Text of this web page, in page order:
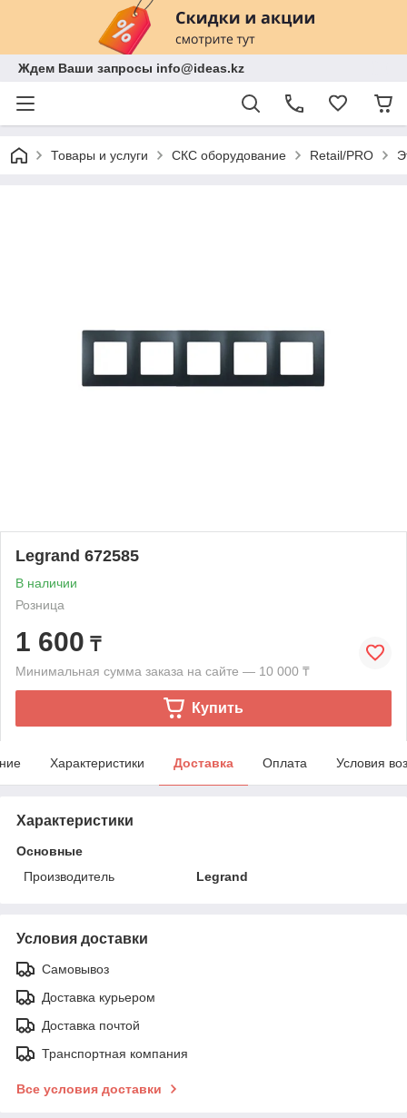
Ждем Ваши запросы info@ideas.kz
Товары и услуги СКС оборудование Retail/PRO
Legrand 672585
В наличии
Розница
1 600 ₸
Минимальная сумма заказа на сайте — 10 000 ₸
Купить
Характеристики Доставка Оплата Условия
Характеристики
Основные
Производитель
Legrand
Условия доставки
Самовывоз
Доставка курьером
Доставка почтой
Транспортная компания
Все условия доставки